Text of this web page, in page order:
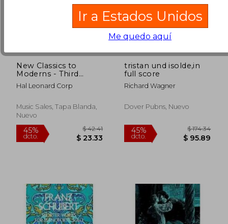
dcto. $ 25.82 dcto. $
New Classics to
Moderns - Third
Series: Book 3 (en
Inglés)
Hal Leonard Corp
Music Sales, Tapa Blanda,
Nuevo
tristan und isolde,in
full score
Richard Wagner
Dover Pubns, Nuevo
Ir a Estados Unidos
Me quedo aquí